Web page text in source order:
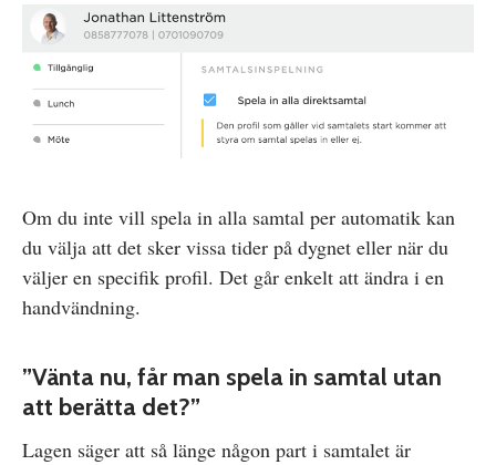
Om du inte vill spela in alla samtal per automatik kan
du välja att det sker vissa tider på dygnet eller när du
väljer en specifik profil. Det går enkelt att ändra i en
handvändning.
”Vänta nu, får man spela in samtal utan
att berätta det?”
Lagen säger att så länge någon part i samtalet är